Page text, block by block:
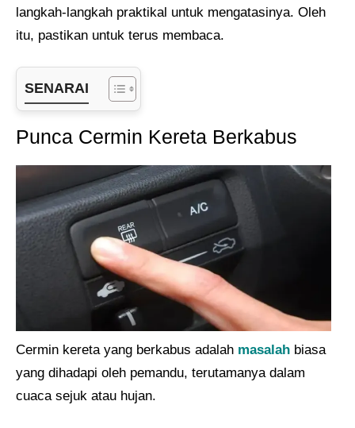
langkah-langkah praktikal untuk mengatasinya. Oleh
itu, pastikan untuk terus membaca.
SENARAI
Punca Cermin Kereta Berkabus
Cermin kereta yang berkabus adalah masalah biasa
yang dihadapi oleh pemandu, terutamanya dalam
cuaca sejuk atau hujan.